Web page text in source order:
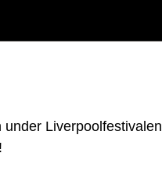
Liverpoolfestivalen